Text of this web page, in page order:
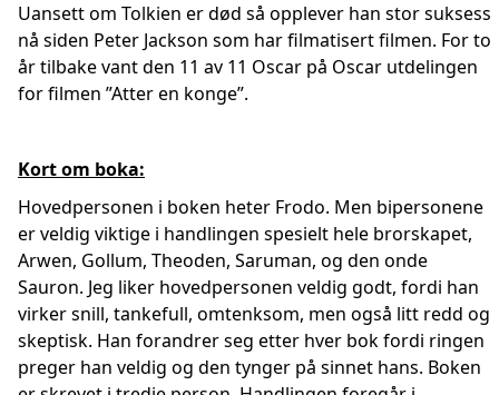
Uansett om Tolkien er død så opplever han stor suksess
nå siden Peter Jackson som har filmatisert filmen. For to
år tilbake vant den 11 av 11 Oscar på Oscar utdelingen
for filmen ”Atter en konge”.
Kort om boka:
Hovedpersonen i boken heter Frodo. Men bipersonene
er veldig viktige i handlingen spesielt hele brorskapet,
Arwen, Gollum, Theoden, Saruman, og den onde
Sauron. Jeg liker hovedpersonen veldig godt, fordi han
virker snill, tankefull, omtenksom, men også litt redd og
skeptisk. Han forandrer seg etter hver bok fordi ringen
preger han veldig og den tynger på sinnet hans. Boken